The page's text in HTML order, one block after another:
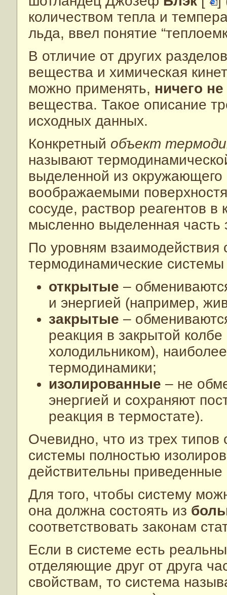
количеством тепла и
льда, ввел понятие
В отличие от других
вещества и химическая
можно применять, ничего
вещества. Такое описание
исходных данных.
Конкретный объект
называют
выделенной из
воображаемыми
сосуде, раствор реагентов
мысленно выделенная часть
По уровням
термодинамические
открытые –
и энергией (например,
закрытые –
реакция в закрытой
холодильником),
термодинамики;
изолированные – не
энергией и сохраняют
реакция в термостате).
Очевидно, что из трех
системы полностью
действительны
Для того, чтобы систему
она должна состоять из
соответствовать законам
Если в системе есть
отделяющие друг от друга
свойствам, то система